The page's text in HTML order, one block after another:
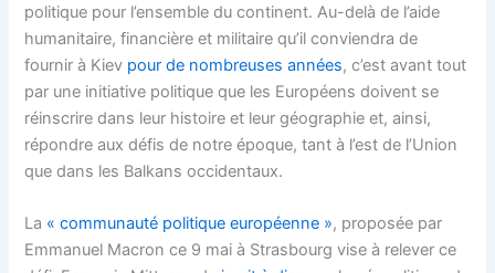
politique pour l’ensemble du continent. Au-delà de l’aide
humanitaire, financière et militaire qu’il conviendra de
fournir à Kiev pour de nombreuses années, c’est avant tout
par une initiative politique que les Européens doivent se
réinscrire dans leur histoire et leur géographie et, ainsi,
répondre aux défis de notre époque, tant à l’est de l’Union
que dans les Balkans occidentaux.
La « communauté politique européenne », proposée par
Emmanuel Macron ce 9 mai à Strasbourg vise à relever ce